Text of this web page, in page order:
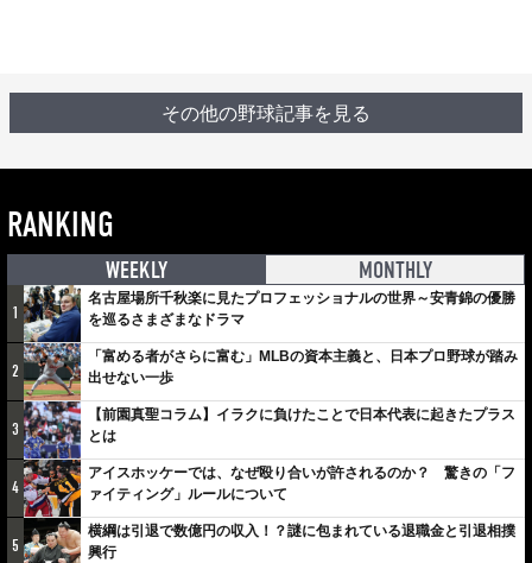
その他の野球記事を見る
RANKING
WEEKLY MONTHLY
1
名古屋場所千秋楽に見たプロフェッショナルの世界～安青錦の優勝
を巡るさまざまなドラマ
2
「富める者がさらに富む」MLBの資本主義と、日本プロ野球が踏み
出せない一歩
3
【前園真聖コラム】イラクに負けたことで日本代表に起きたプラス
とは
4
アイスホッケーでは、なぜ殴り合いが許されるのか？ 驚きの「フ
ァイティング」ルールについて
5
横綱は引退で数億円の収入！？謎に包まれている退職金と引退相撲
興行